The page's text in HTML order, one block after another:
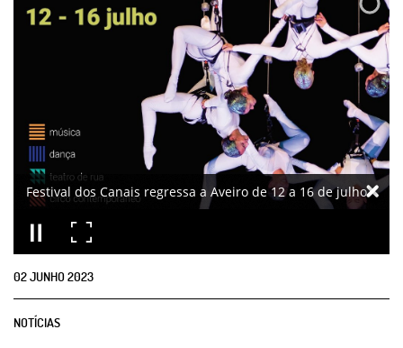
Festival dos Canais regressa a Aveiro de 12 a 16 de julho
02JUNHO2023
NOTÍCIAS